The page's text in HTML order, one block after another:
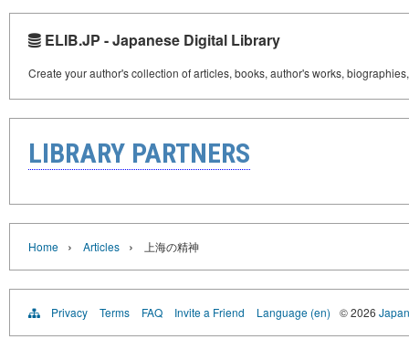
ELIB.JP - Japanese Digital Library
Create your author's collection of articles, books, author's works,
LIBRARY PARTNERS
Home › Articles › 上海の精神
Privacy Terms FAQ Invite a Friend Language (en) © 2026